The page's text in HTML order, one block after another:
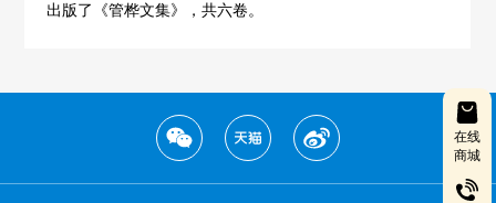
在线
商城
出版了《管桦文集》，共六卷。